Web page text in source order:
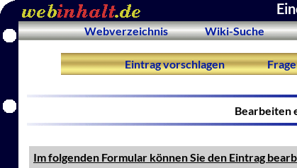
Webverzeichnis Wiki-Suche
Eintrag vorschlagen
Bearbeiten
Im folgenden Formular können Sie den Eintrag